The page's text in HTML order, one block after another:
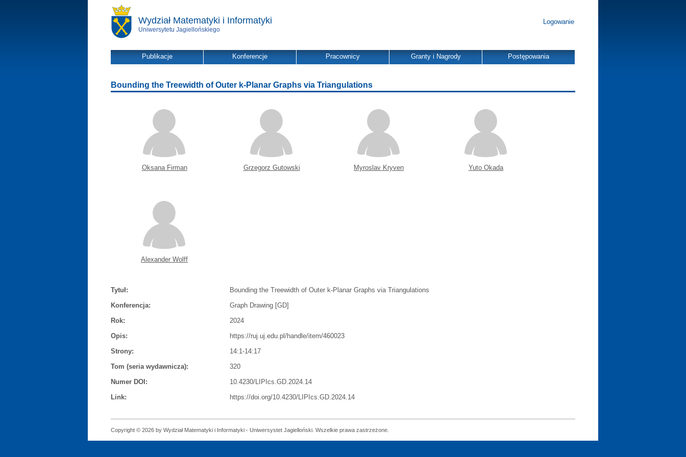
Wydział Matematyki i Informatyki
Uniwersytetu Jagiellońskiego
Logowanie
Publikacje Konferencje Pracownicy Granty i Nagrody Postępowania
Bounding the Treewidth of Outer k-Planar Graphs via Triangulations
Oksana Firman Grzegorz Gutowski Myroslav Kryven Yuto Okada
Alexander Wolff
Tytuł:
Bounding the Treewidth of Outer k-Planar Graphs via Triangulations
Konferencja:
Graph Drawing [GD]
Rok:
2024
Opis:
https://ruj.uj.edu.pl/handle/item/460023
Strony:
14:1-14:17
Tom (seria wydawnicza):
320
Numer DOI:
10.4230/LIPIcs.GD.2024.14
Link:
https://doi.org/10.4230/LIPIcs.GD.2024.14
Copyright © 2026 by Wydział Matematyki i Informatyki - Uniwersystet Jagielloński. Wszelkie prawa zastrzeżone.